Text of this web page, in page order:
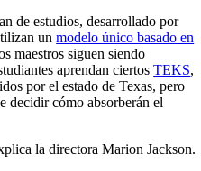
de estudios, desarrollado por
unmodelo único basado en
maestros siguen siendo
aprendan ciertosTEKS,
por el estado de Texas, pero
decidir cómo absorberán el
la directora Marion Jackson.